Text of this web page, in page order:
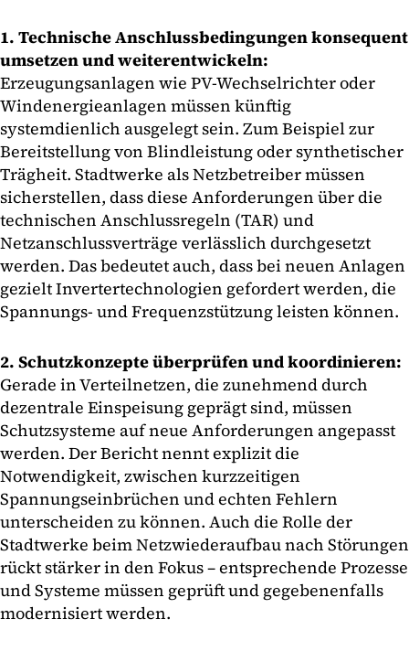
1. Technische Anschlussbedingungen konsequent
umsetzen und weiterentwickeln:
Erzeugungsanlagen wie PV-Wechselrichter oder
Windenergieanlagen müssen künftig
systemdienlich ausgelegt sein. Zum Beispiel zur
Bereitstellung von Blindleistung oder synthetischer
Trägheit. Stadtwerke als Netzbetreiber müssen
sicherstellen, dass diese Anforderungen über die
technischen Anschlussregeln (TAR) und
Netzanschlussverträge verlässlich durchgesetzt
werden. Das bedeutet auch, dass bei neuen Anlagen
gezielt Invertertechnologien gefordert werden, die
Spannungs- und Frequenzstützung leisten können.
2. Schutzkonzepte überprüfen und koordinieren:
Gerade in Verteilnetzen, die zunehmend durch
dezentrale Einspeisung geprägt sind, müssen
Schutzsysteme auf neue Anforderungen angepasst
werden. Der Bericht nennt explizit die
Notwendigkeit, zwischen kurzzeitigen
Spannungseinbrüchen und echten Fehlern
unterscheiden zu können. Auch die Rolle der
Stadtwerke beim Netzwiederaufbau nach Störungen
rückt stärker in den Fokus – entsprechende Prozesse
und Systeme müssen geprüft und gegebenenfalls
modernisiert werden.